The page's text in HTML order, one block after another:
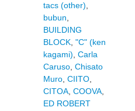
tacs (other)
bubun
BUILDING
BLOCK, "C" (ken
kagami) Carla
Caruso, Chisato
Muro, CIITO,
CITOA, COOVA,
ED ROBERT